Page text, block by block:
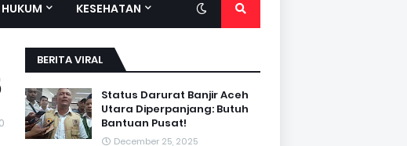
HUKUM KESEHATAN
0
BERITA VIRAL
Status Darurat Banjir Aceh
Utara Diperpanjang: Butuh
Bantuan Pusat!
December 25, 2025